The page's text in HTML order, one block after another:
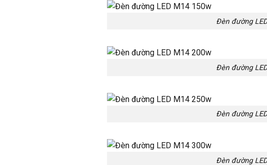
Đèn đường
Đèn đường
Đèn đường
Đèn đường